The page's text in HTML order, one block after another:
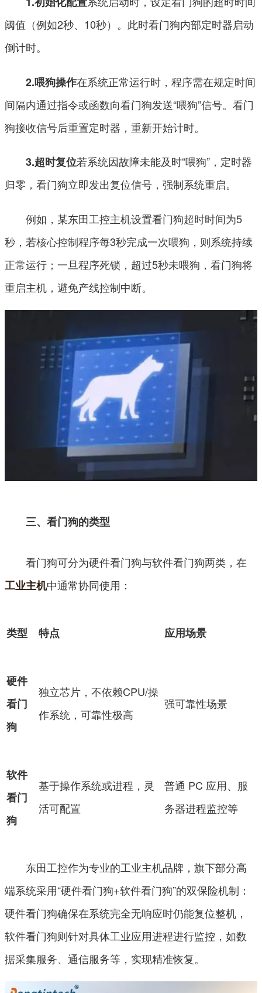
阈值（例如2秒、10秒）。此时看门狗内部定时器启动
倒计时。
2.喂狗操作在系统正常运行时，程序需在规定时间
间隔内通过指令或函数向看门狗发送“喂狗”信号。看门
狗接收信号后重置定时器，重新开始计时。
3.超时复位若系统因故障未能及时“喂狗”，定时器
归零，看门狗立即发出复位信号，强制系统重启。
例如，某东田工控主机设置看门狗超时时间为5
秒，若核心控制程序每3秒完成一次喂狗，则系统持续
正常运行；一旦程序死锁，超过5秒未喂狗，看门狗将
重启主机，避免产线控制中断。
三、看门狗的类型
看门狗可分为硬件看门狗与软件看门狗两类，在
工业主机中通常协同使用：
类型 特点 应用场景
硬件
看门
狗
独立芯片，不依赖CPU/操
作系统，可靠性极高
强可靠性场景
软件
看门
狗
基于操作系统或进程，灵
活可配置
普通 PC 应用、服
务器进程监控等
东田工控作为专业的工业主机品牌，旗下部分高
端系统采用“硬件看门狗+软件看门狗”的双保险机制：
硬件看门狗确保在系统完全无响应时仍能复位整机，
软件看门狗则针对具体工业应用进程进行监控，如数
据采集服务、通信服务等，实现精准恢复。